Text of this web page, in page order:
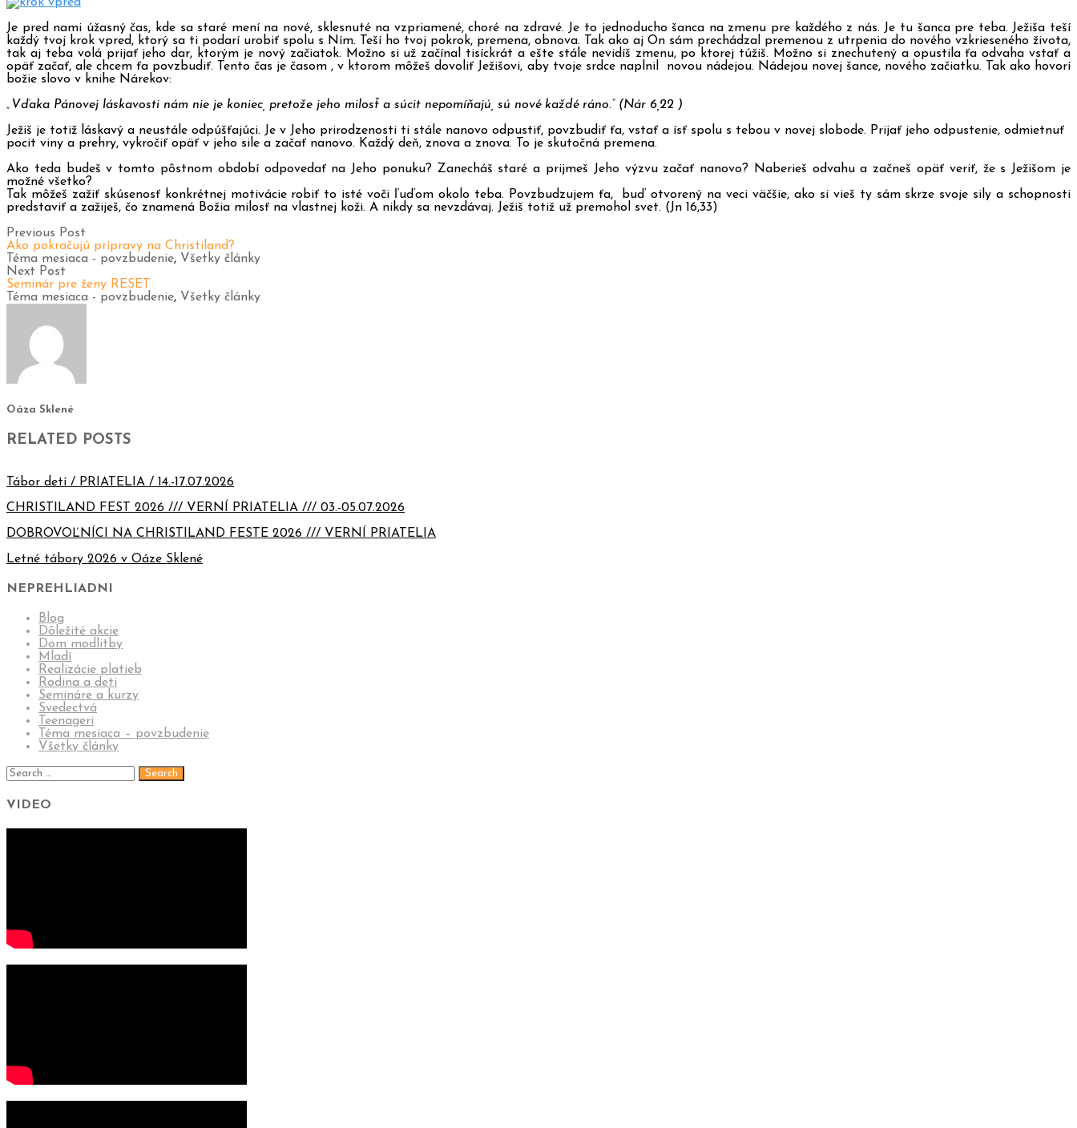
Je pred nami úžasný čas, kde sa staré mení na nové, sklesnuté na vzpriamené, choré na zdravé. Je to jednoducho šanca na zmenu pre každého z nás. Je tu šanca pre teba. Ježiša teší
každý tvoj krok vpred, ktorý sa ti podarí urobiť spolu s Ním. Teší ho tvoj pokrok, premena, obnova. Tak ako aj On sám prechádzal premenou z utrpenia do nového vzkrieseného života,
tak aj teba volá prijať jeho dar, ktorým je nový začiatok. Možno si už začínal tisíckrát a ešte stále nevidíš zmenu, po ktorej túžiš. Možno si znechutený a opustila ťa odvaha vstať a
opäť začať, ale chcem ťa povzbudiť. Tento čas je časom , v ktorom môžeš dovoliť Ježišovi, aby tvoje srdce naplnil novou nádejou. Nádejou novej šance, nového začiatku. Tak ako hovorí
božie slovo v knihe Nárekov:
„Vďaka Pánovej láskavosti nám nie je koniec, pretože jeho milosť a súcit nepomíňajú, sú nové každé ráno.“ (Nár 6,22 )
Ježiš je totiž láskavý a neustále odpúšťajúci. Je v Jeho prirodzenosti ti stále nanovo odpustiť, povzbudiť ťa, vstať a ísť spolu s tebou v novej slobode. Prijať jeho odpustenie, odmietnuť
pocit viny a prehry, vykročiť opäť v jeho sile a začať nanovo. Každý deň, znova a znova. To je skutočná premena.
Ako teda budeš v tomto pôstnom období odpovedať na Jeho ponuku? Zanecháš staré a prijmeš Jeho výzvu začať nanovo? Naberieš odvahu a začneš opäť veriť, že s Ježišom je
možné všetko?
Tak môžeš zažiť skúsenosť konkrétnej motivácie robiť to isté voči ľuďom okolo teba. Povzbudzujem ťa, buď otvorený na veci väčšie, ako si vieš ty sám skrze svoje sily a schopnosti
predstaviť a zažiješ, čo znamená Božia milosť na vlastnej koži. A nikdy sa nevzdávaj. Ježiš totiž už premohol svet. (Jn 16,33)
Previous Post
Ako pokračujú prípravy na Christiland?
Téma mesiaca - povzbudenie, Všetky články
Next Post
Seminár pre ženy RESET
Téma mesiaca - povzbudenie, Všetky články
Oáza Sklené
RELATED POSTS
Tábor detí / PRIATELIA / 14.-17.07.2026
CHRISTILAND FEST 2026 /// VERNÍ PRIATELIA /// 03.-05.07.2026
DOBROVOĽNÍCI NA CHRISTILAND FESTE 2026 /// VERNÍ PRIATELIA
Letné tábory 2026 v Oáze Sklené
NEPREHLIADNI
Blog
Dôležité akcie
Dom modlitby
Mladí
Realizácie platieb
Rodina a deti
Semináre a kurzy
Svedectvá
Teenageri
Téma mesiaca – povzbudenie
Všetky články
VIDEO